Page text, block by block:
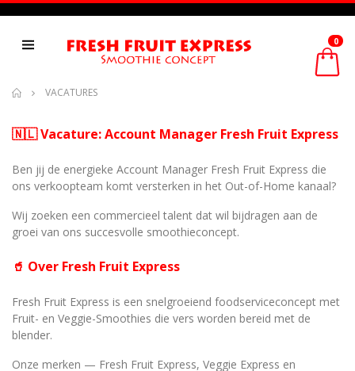
0
VACATURES
🇳🇱 Vacature: Account Manager Fresh Fruit Express
Ben jij de energieke Account Manager Fresh Fruit Express die
ons verkoopteam komt versterken in het Out-of-Home kanaal?
Wij zoeken een commercieel talent dat wil bijdragen aan de
groei van ons succesvolle smoothieconcept.
🥤 Over Fresh Fruit Express
Fresh Fruit Express is een snelgroeiend foodserviceconcept met
Fruit- en Veggie-Smoothies die vers worden bereid met de
blender.
Onze merken — Fresh Fruit Express, Veggie Express en